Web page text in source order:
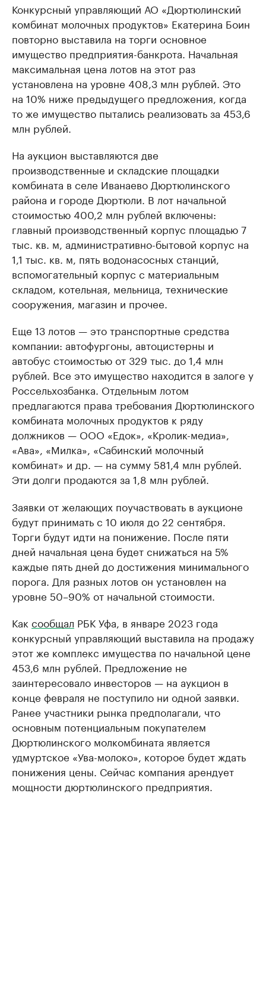
Конкурсный управляющий АО «Дюртюлинский
комбинат молочных продуктов» Екатерина Боин
повторно выставила на торги основное
имущество предприятия-банкрота. Начальная
максимальная цена лотов на этот раз
установлена на уровне 408,3 млн рублей. Это
на 10% ниже предыдущего предложения, когда
то же имущество пытались реализовать за 453,6
млн рублей.
На аукцион выставляются две
производственные и складские площадки
комбината в селе Иванаево Дюртюлинского
района и городе Дюртюли. В лот начальной
стоимостью 400,2 млн рублей включены:
главный производственный корпус площадью 7
тыс. кв. м, административно-бытовой корпус на
1,1 тыс. кв. м, пять водонасосных станций,
вспомогательный корпус с материальным
складом, котельная, мельница, технические
сооружения, магазин и прочее.
Еще 13 лотов — это транспортные средства
компании: автофургоны, автоцистерны и
автобус стоимостью от 329 тыс. до 1,4 млн
рублей. Все это имущество находится в залоге у
Россельхозбанка. Отдельным лотом
предлагаются права требования Дюртюлинского
комбината молочных продуктов к ряду
должников — ООО «Едок», «Кролик-медиа»,
«Ава», «Милка», «Сабинский молочный
комбинат» и др. — на сумму 581,4 млн рублей.
Эти долги продаются за 1,8 млн рублей.
Заявки от желающих поучаствовать в аукционе
будут принимать с 10 июля до 22 сентября.
Торги будут идти на понижение. После пяти
дней начальная цена будет снижаться на 5%
каждые пять дней до достижения минимального
порога. Для разных лотов он установлен на
уровне 50–90% от начальной стоимости.
Как сообщал РБК Уфа, в январе 2023 года
конкурсный управляющий выставила на продажу
этот же комплекс имущества по начальной цене
453,6 млн рублей. Предложение не
заинтересовало инвесторов — на аукцион в
конце февраля не поступило ни одной заявки.
Ранее участники рынка предполагали, что
основным потенциальным покупателем
Дюртюлинского молкомбината является
удмуртское «Ува-молоко», которое будет ждать
понижения цены. Сейчас компания арендует
мощности дюртюлинского предприятия.